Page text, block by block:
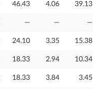
46.43 4.06 39.13
— — —
24.10 3.35 15.38
18.33 2.94 10.34
18.33 3.84 3.45